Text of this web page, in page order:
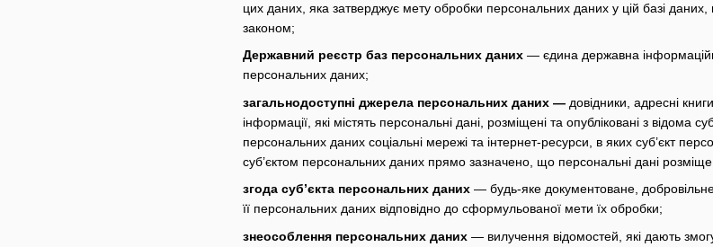
цих даних, яка затверджує мету обробки персональних даних у цій базі
законом;
Державний реєстр баз персональних даних — єдина державна
персональних даних;
загальнодоступні джерела персональних даних — довідники, адресні
інформації, які містять персональні дані, розміщені та опубліковані з
персональних даних соціальні мережі та інтернет-ресурси, в яких суб’єкт
суб’єктом персональних даних прямо зазначено, що персональні дані
згода суб’єкта персональних даних — будь-яке документоване,
її персональних даних відповідно до сформульованої мети їх обробки;
знеособлення персональних даних — вилучення відомостей, які дають